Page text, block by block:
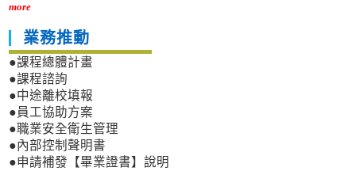
more
業務推動
●課程總體計畫
●課程諮詢
●中途離校填報
●員工協助方案
●職業安全衛生管理
●內部控制聲明書
●申請補發【畢業證書】說明